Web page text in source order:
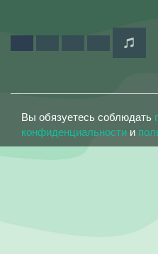
Вы обязуетесь соблюдать
конфиденциальности и